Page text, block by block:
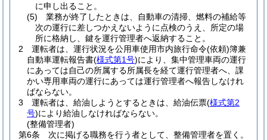
に申し出ること。
(5)
業務が終了したときは、自動車の清掃、燃料の補給等
次の運行に差しつかえないように点検のうえ、所定の場
所に格納し、鍵を運行管理者へ返納すること。
2
運転者は、運行状況を公用車使用市内旅行命令(依頼)簿兼
自動車運転報告書(様式第1号)により、集中管理車両の運行
にあっては自己の所属する所属長を経て運行管理者へ、課
かい専用車両の運行にあっては運行管理者へ報告しなけれ
ばならない。
3
運転者は、給油しようとするときは、給油伝票(様式第2
号)により給油しなければならない。
(整備管理者)
第6条
次に掲げる職務を行う者として、整備管理者を置く。